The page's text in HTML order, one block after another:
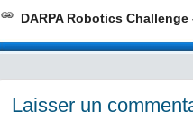
DARPA Robotics
Laisser un